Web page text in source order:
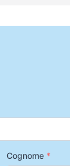
Cognome *